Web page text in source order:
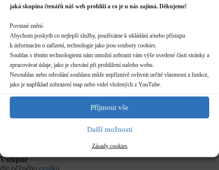
jaká skupina čtenářů náš web prohlíží a co je u nás zajímá. Děkujeme!
Povinné znění:
Abychom poskytli co nejlepší služby, používáme k ukládání a/nebo přístupu
k informacím o zařízení, technologie jako jsou soubory cookies.
Souhlas s těmito technologiemi nám umožní zobrazit vám výše uvedené části stránky a
zpracovávat údaje, jako je chování při prohlížení našeho webu.
Nesouhlas nebo odvolání souhlasu může nepříznivě ovlivnit určité vlastnosti a funkce,
jako je například zobrazení map nebo videí vložených z YouTube.
Příjmout vše
Další možnosti
Zásady cookies
Místo konání
Mariánské náměstí 2187, Uherský Brod
Další informace o dostupnosti a parkování
Kategorie
Pravidelné akce
nelze rezervovat
Vstupné
dle běžného ceníku